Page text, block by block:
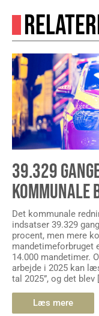
39.329
KOMMUNALE
Det kommunale
indsatser 39.329
procent, men mere
mandetimeforbruget
14.000 mandetimer.
arbejde i 2025 kan
tal 2025”, og det blev
Læs mere